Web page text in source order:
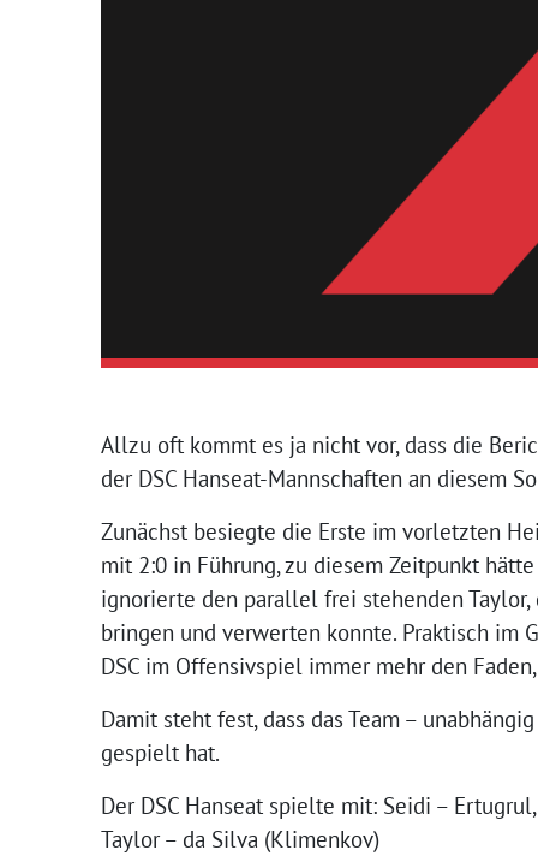
Allzu oft kommt es ja nicht vor, dass die
der DSC Hanseat-Mannschaften an diesem
Zunächst besiegte die Erste im vorletzten
mit 2:0 in Führung, zu diesem Zeitpunkt
ignorierte den parallel frei stehenden
bringen und verwerten konnte. Praktisch im
DSC im Offensivspiel immer mehr den
Damit steht fest, dass das Team –
gespielt hat.
Der DSC Hanseat spielte mit: Seidi –
Taylor – da Silva (Klimenkov)